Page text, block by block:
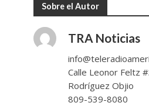
Sobre el Autor
TRA Noticias
Calle Leonor Feltz
Rodríguez Objio
809-539-8080